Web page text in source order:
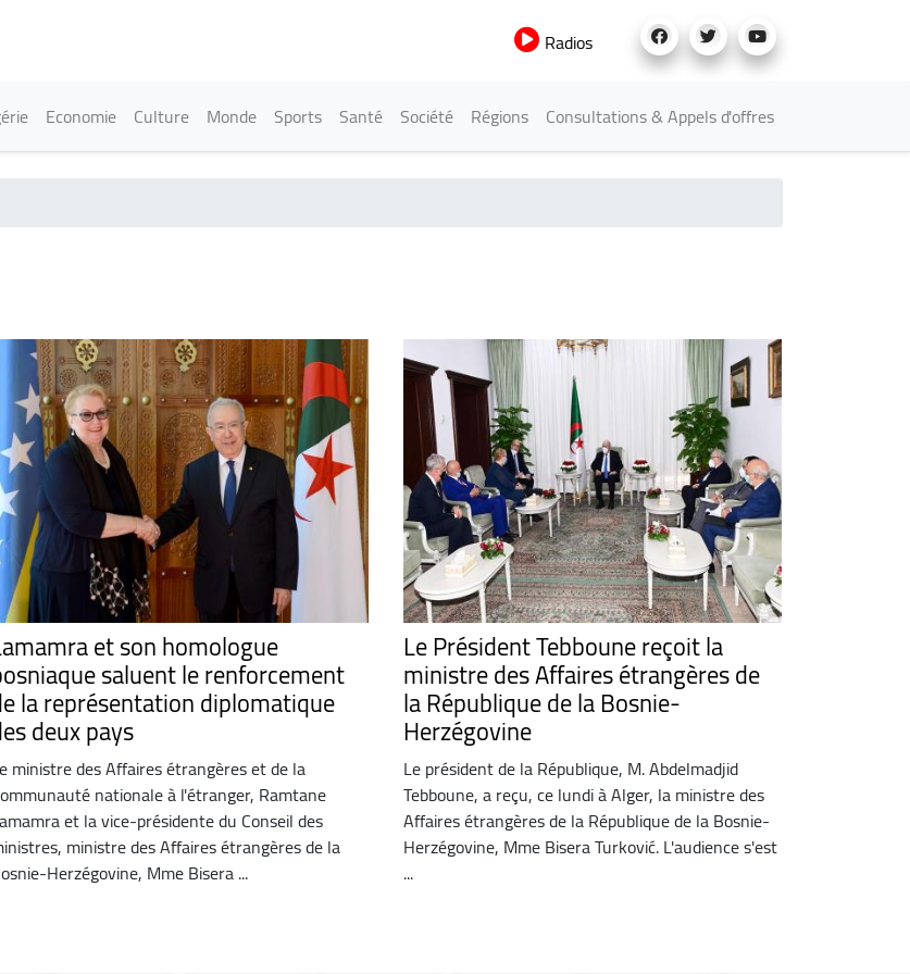
Radios
Economie Culture Monde Sports Santé Société Régions Consultations & Appels d'offres
et son homologue
saluent le renforcement
la représentation diplomatique
deux pays
ministre des Affaires étrangères et de la
nationale à l'étranger, Ramtane
et la vice-présidente du Conseil des
ministre des Affaires étrangères de la
Herzégovine, Mme Bisera ...
Le Président Tebboune reçoit la
ministre des Affaires étrangères de
la République de la Bosnie-
Herzégovine
Le président de la République, M. Abdelmadjid
Tebboune, a reçu, ce lundi à Alger, la ministre des
Affaires étrangères de la République de la Bosnie-
Herzégovine, Mme Bisera Turković. L'audience s'est
...